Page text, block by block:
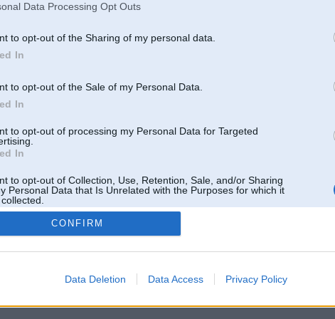
Data Processing Opt Outs
to opt-out of the Sharing of my personal data.
In
to opt-out of the Sale of my Personal Data.
In
to opt-out of processing my Personal Data for Targeted
In
to opt-out of Collection, Use, Retention, Sale, and/or Sharing
Personal Data that Is Unrelated with the Purposes for which it
Out
CONFIRM
Data Deletion Data Access Privacy Policy
klubs un nav saistīts ar